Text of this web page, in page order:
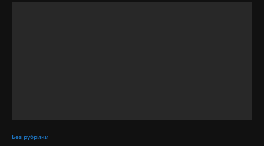
Без рубрики